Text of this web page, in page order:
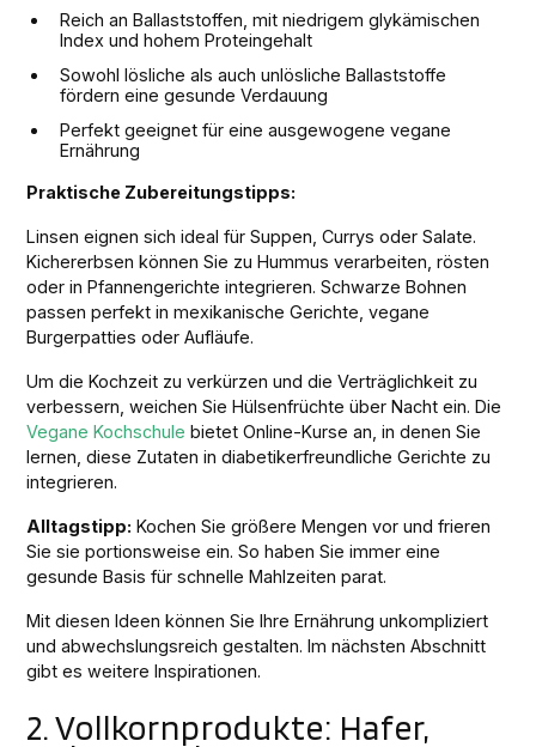
Reich an Ballaststoffen, mit niedrigem glykämischen
Index und hohem Proteingehalt
Sowohl lösliche als auch unlösliche Ballaststoffe
fördern eine gesunde Verdauung
Perfekt geeignet für eine ausgewogene vegane
Ernährung
Praktische Zubereitungstipps:
Linsen eignen sich ideal für Suppen, Currys oder Salate.
Kichererbsen können Sie zu Hummus verarbeiten, rösten
oder in Pfannengerichte integrieren. Schwarze Bohnen
passen perfekt in mexikanische Gerichte, vegane
Burgerpatties oder Aufläufe.
Um die Kochzeit zu verkürzen und die Verträglichkeit zu
verbessern, weichen Sie Hülsenfrüchte über Nacht ein. Die
Vegane Kochschule bietet Online-Kurse an, in denen Sie
lernen, diese Zutaten in diabetikerfreundliche Gerichte zu
integrieren.
Alltagstipp: Kochen Sie größere Mengen vor und frieren
Sie sie portionsweise ein. So haben Sie immer eine
gesunde Basis für schnelle Mahlzeiten parat.
Mit diesen Ideen können Sie Ihre Ernährung unkompliziert
und abwechslungsreich gestalten. Im nächsten Abschnitt
gibt es weitere Inspirationen.
2. Vollkornprodukte: Hafer,